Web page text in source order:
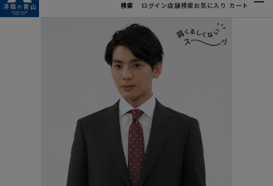
検索 ログイン店舗検索お気に入り カート